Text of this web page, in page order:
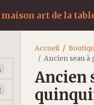
art de la
Accueil
Ancien seau à
Ancien